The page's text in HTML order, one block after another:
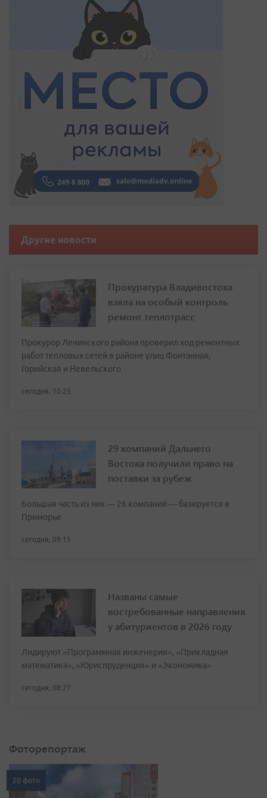
Другие новости
Прокуратура Владивостока
взяла на особый контроль
ремонт теплотрасс
Прокурор Ленинского района проверил ход ремонтных
работ тепловых сетей в районе улиц Фонтанная,
Горийская и Невельского
сегодня, 10:25
29 компаний Дальнего
Востока получили право на
поставки за рубеж
Большая часть из них — 26 компаний — базируется в
Приморье
сегодня, 09:15
Названы самые
востребованные направления
у абитуриентов в 2026 году
Лидируют «Программная инженерия», «Прикладная
математика», «Юриспруденция» и «Экономика»
сегодня, 08:27
Фоторепортаж
20 фото